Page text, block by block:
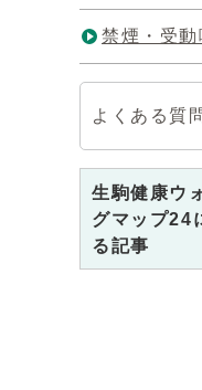
禁煙・受動
よくある質
生駒健康ウ
グマップ24
る記事